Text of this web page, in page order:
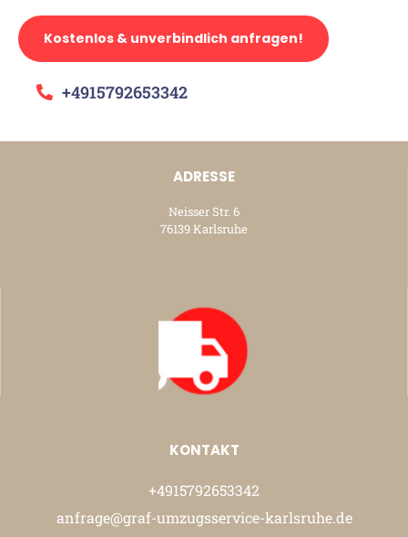
Kostenlos & unverbindlich anfragen!
+4915792653342
ADRESSE
Neisser Str. 6
76139 Karlsruhe
KONTAKT
+4915792653342
anfrage@graf-umzugsservice-karlsruhe.de